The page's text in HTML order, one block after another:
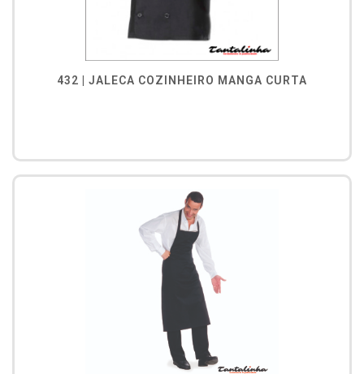
432 | JALECA COZINHEIRO MANGA CURTA